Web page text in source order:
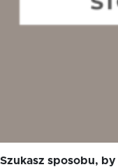
Szukasz sposobu,